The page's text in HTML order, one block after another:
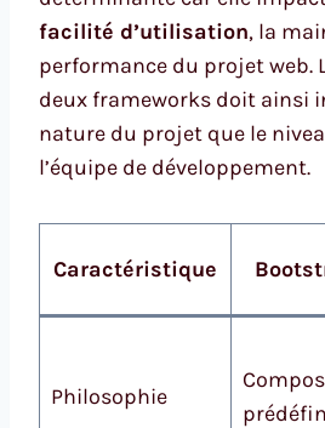
facilité d’utilisation, la
performance du projet web.
deux frameworks doit ainsi
nature du projet que le
l’équipe de développement.
Caractéristique
Philosophie